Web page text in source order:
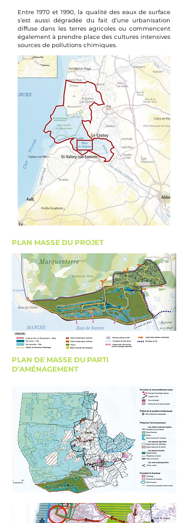
Entre 1970 et 1990, la qualité des eaux de surface
s’est aussi dégradée du fait d’une urbanisation
diffuse dans les terres agricoles ou commencent
également à prendre place des cultures intensives
sources de pollutions chimiques.
PLAN MASSE DU PROJET
PLAN DE MASSE DU PARTI
D’AMÉNAGEMENT